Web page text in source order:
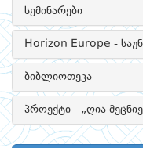
სემინარები
Horizon Europe -
ბიბლიოთეკა
პროექტი - „ღია